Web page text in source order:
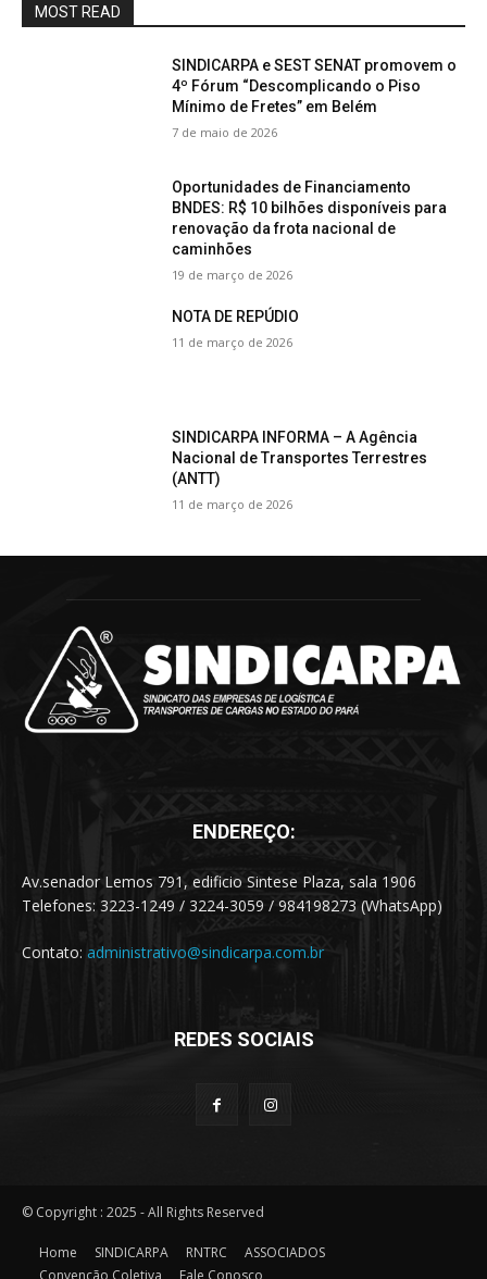
MOST READ
SINDICARPA e SEST SENAT promovem o
4º Fórum “Descomplicando o Piso
Mínimo de Fretes” em Belém
7 de maio de 2026
Oportunidades de Financiamento
BNDES: R$ 10 bilhões disponíveis para
renovação da frota nacional de
caminhões
19 de março de 2026
NOTA DE REPÚDIO
11 de março de 2026
SINDICARPA INFORMA – A Agência
Nacional de Transportes Terrestres
(ANTT)
11 de março de 2026
ENDEREÇO:
Av.senador Lemos 791, edificio Sintese Plaza, sala 1906
Telefones: 3223-1249 / 3224-3059 / 984198273 (WhatsApp)
Contato: administrativo@sindicarpa.com.br
REDES SOCIAIS
© Copyright : 2025 - All Rights Reserved
Home SINDICARPA RNTRC
ASSOCIADOS